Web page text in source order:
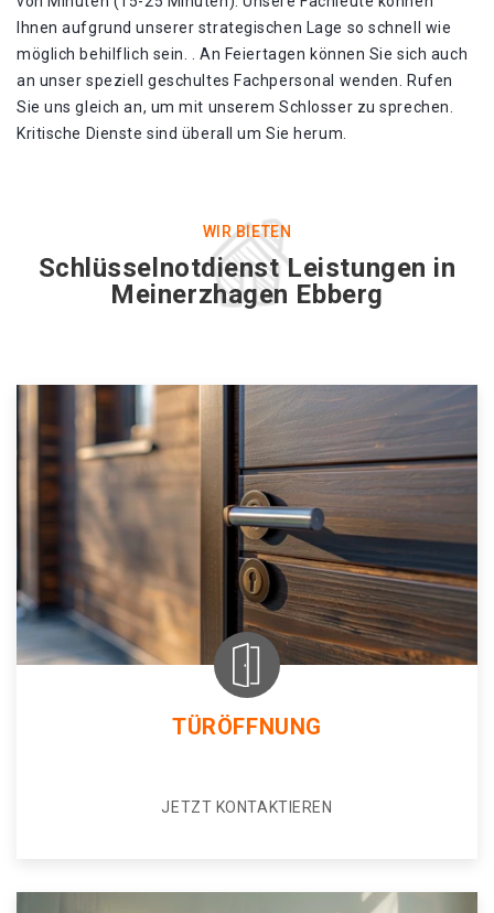
Ihnen aufgrund unserer strategischen Lage so schnell wie
möglich behilflich sein. . An Feiertagen können Sie sich auch
an unser speziell geschultes Fachpersonal wenden. Rufen
Sie uns gleich an, um mit unserem Schlosser zu sprechen.
Kritische Dienste sind überall um Sie herum.
WIR BIETEN
Schlüsselnotdienst Leistungen in
Meinerzhagen Ebberg
TÜRÖFFNUNG
JETZT KONTAKTIEREN